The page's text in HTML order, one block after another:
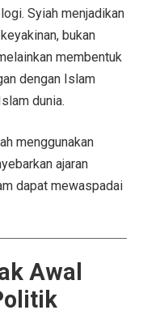
Syiah menjadikan
bukan
membentuk
dengan Islam
dunia.
menggunakan
ajaran
dapat mewaspadai
Awal